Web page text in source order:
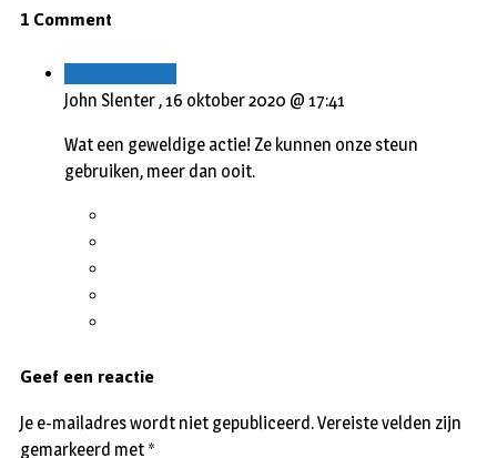
1 Comment
John Slenter ,16 oktober 2020 @ 17:41
Wat een geweldige actie! Ze kunnen onze steun
gebruiken, meer dan ooit.
Geef een reactie
Je e-mailadres wordt niet gepubliceerd.Vereiste velden zijn
gemarkeerd met *